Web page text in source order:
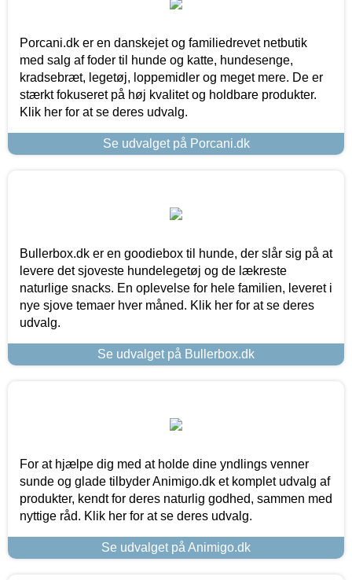
Porcani.dk er en danskejet og familiedrevet netbutik
med salg af foder til hunde og katte, hundesenge,
kradsebræt, legetøj, loppemidler og meget mere. De er
stærkt fokuseret på høj kvalitet og holdbare produkter.
Klik her for at se deres udvalg.
Se udvalget på Porcani.dk
Bullerbox.dk er en goodiebox til hunde, der slår sig på at
levere det sjoveste hundelegetøj og de lækreste
naturlige snacks. En oplevelse for hele familien, leveret i
nye sjove temaer hver måned. Klik her for at se deres
udvalg.
Se udvalget på Bullerbox.dk
For at hjælpe dig med at holde dine yndlings venner
sunde og glade tilbyder Animigo.dk et komplet udvalg af
produkter, kendt for deres naturlig godhed, sammen med
nyttige råd. Klik her for at se deres udvalg.
Se udvalget på Animigo.dk